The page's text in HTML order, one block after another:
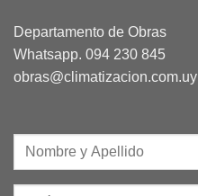
Departamento de Obras
Whatsapp. 094 230 845
obras@climatizacion.com.uy